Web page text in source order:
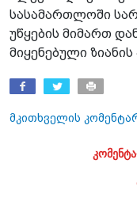
სასამართლოში
უწყების მიმართ
მიყენებული
მკითხველის